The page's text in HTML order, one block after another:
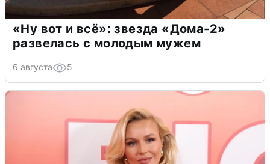
«Ну вот и всё»: звезда «Дома-2»
развелась с молодым мужем
6 августа 5